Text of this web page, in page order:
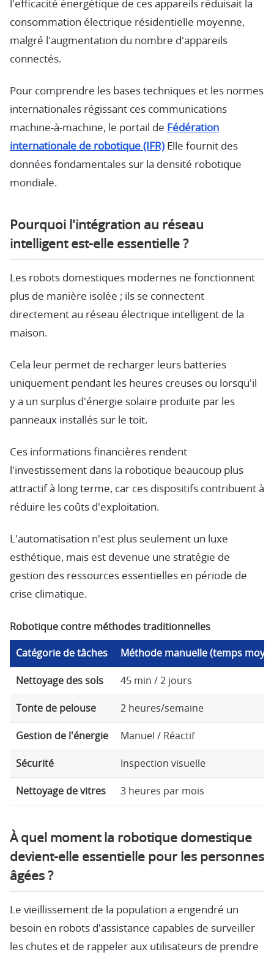
l'efficacité énergétique de ces appareils réduisait la
consommation électrique résidentielle moyenne,
malgré l'augmentation du nombre d'appareils
connectés.
Pour comprendre les bases techniques et les normes
internationales régissant ces communications
machine-à-machine, le portail de Fédération
internationale de robotique (IFR) Elle fournit des
données fondamentales sur la densité robotique
mondiale.
Pourquoi l'intégration au réseau
intelligent est-elle essentielle ?
Les robots domestiques modernes ne fonctionnent
plus de manière isolée ; ils se connectent
directement au réseau électrique intelligent de la
maison.
Cela leur permet de recharger leurs batteries
uniquement pendant les heures creuses ou lorsqu'il
y a un surplus d'énergie solaire produite par les
panneaux installés sur le toit.
Ces informations financières rendent
l'investissement dans la robotique beaucoup plus
attractif à long terme, car ces dispositifs contribuent à
réduire les coûts d'exploitation.
L'automatisation n'est plus seulement un luxe
esthétique, mais est devenue une stratégie de
gestion des ressources essentielles en période de
crise climatique.
Robotique contre méthodes traditionnelles
Catégorie de tâches Méthode manuelle (temps
Nettoyage des sols 45 min / 2 jours
Tonte de pelouse 2 heures/semaine
Gestion de l'énergie Manuel / Réactif
Sécurité Inspection visuelle
Nettoyage de vitres 3 heures par mois
À quel moment la robotique domestique
devient-elle essentielle pour les personnes
âgées ?
Le vieillissement de la population a engendré un
besoin en robots d'assistance capables de surveiller
les chutes et de rappeler aux utilisateurs de prendre